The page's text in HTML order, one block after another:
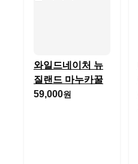
와일드네이처 뉴
질랜드 마누카꿀
59,000원